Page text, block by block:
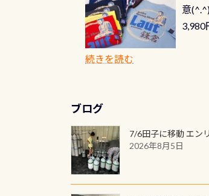
意
3,980
続きを読む
ブログ
7/6田子に移動 エン
2026年8月5日